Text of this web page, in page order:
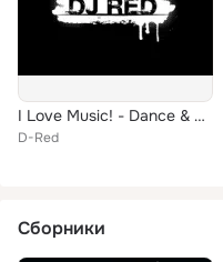
I Love Music! - Dance & Club E
D-Red
Сборники